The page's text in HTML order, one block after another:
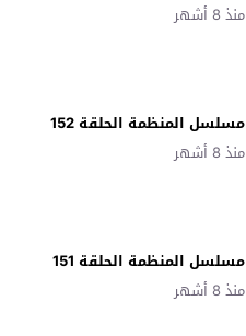
منذ 8 أشهر
مسلسل المنظمة الحلقة 152
منذ 8 أشهر
مسلسل المنظمة الحلقة 151
منذ 8 أشهر